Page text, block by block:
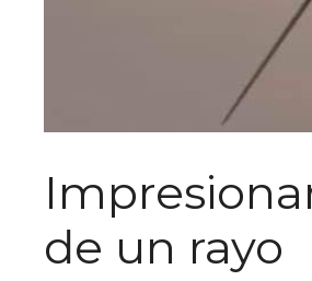
de un rayo